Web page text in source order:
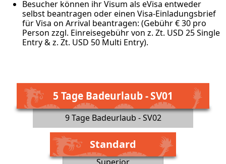
Besucher können ihr Visum als eVisa entweder
selbst beantragen oder einen Visa-Einladungsbrief
für Visa on Arrival beantragen: (Gebühr € 30 pro
Person zzgl. Einreisegebühr von z. Zt. USD 25 Single
Entry & z. Zt. USD 50 Multi Entry).
5 Tage Badeurlaub - SV01
9 Tage Badeurlaub - SV02
Standard